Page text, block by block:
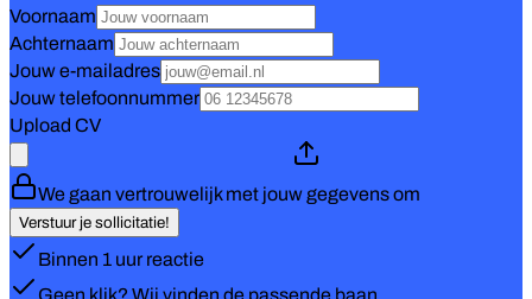
Voornaam
Achternaam
Jouw e-mailadres
Jouw telefoonnummer
Upload CV
We gaan vertrouwelijk met jouw gegevens om
Verstuur je sollicitatie!
Binnen 1 uur reactie